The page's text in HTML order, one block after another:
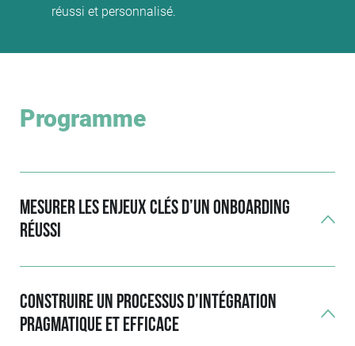
réussi et personnalisé.
Programme
Mesurer les enjeux clés d’un onboarding
réussi
Construire un processus d’intégration
pragmatique et efficace